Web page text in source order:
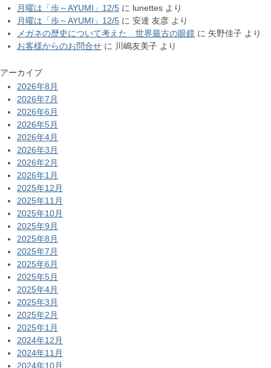
月曜は「歩～AYUMI」12/5 に lunettes より
月曜は「歩～AYUMI」12/5 に 安達 友彦 より
メガネの歴史について考えた 世界最古の眼鏡 に 矢野佳子 より
お客様からのお問合せ に 川嶋友美子 より
アーカイブ
2026年8月
2026年7月
2026年6月
2026年5月
2026年4月
2026年3月
2026年2月
2026年1月
2025年12月
2025年11月
2025年10月
2025年9月
2025年8月
2025年7月
2025年6月
2025年5月
2025年4月
2025年3月
2025年2月
2025年1月
2024年12月
2024年11月
2024年10月